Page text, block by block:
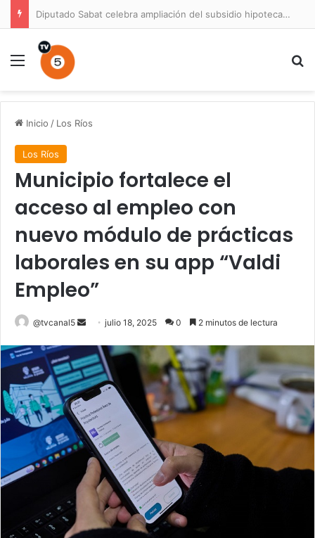
Diputado Sabat celebra ampliación del subsidio hipotecario con viviendas de hasta 6.000 UF
Menú
Inicio / Los Ríos
Los Ríos
Municipio fortalece el
acceso al empleo con
nuevo módulo de prácticas
laborales en su app “Valdi
Empleo”
@tvcanal5
Send
email
julio 18, 2025 0 2 minutos de lectura